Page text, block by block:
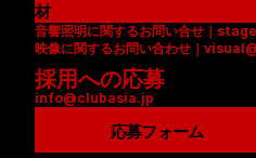
料
(
P
D
F
材
リ
ス
ト
(
D
音響照明に関するお問い合せ｜
映像に関するお問い合わせ｜
採用への応募
info@clubasia.jp
応募フォーム